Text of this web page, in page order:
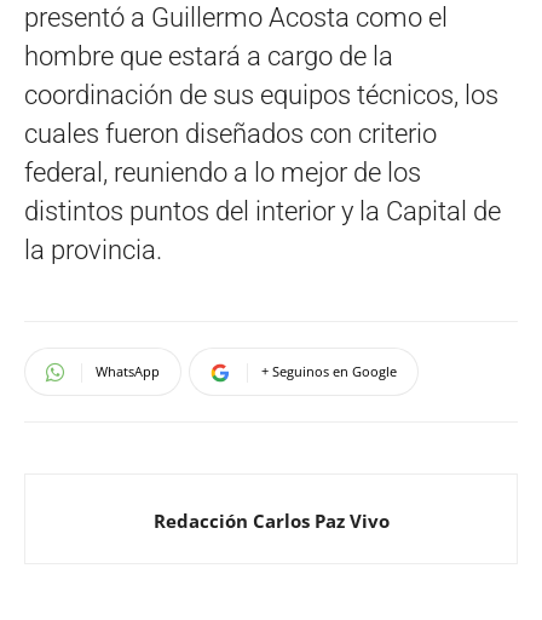
presentó a Guillermo Acosta como el
hombre que estará a cargo de la
coordinación de sus equipos técnicos, los
cuales fueron diseñados con criterio
federal, reuniendo a lo mejor de los
distintos puntos del interior y la Capital de
la provincia.
WhatsApp + Seguinos en Google
Redacción Carlos Paz Vivo